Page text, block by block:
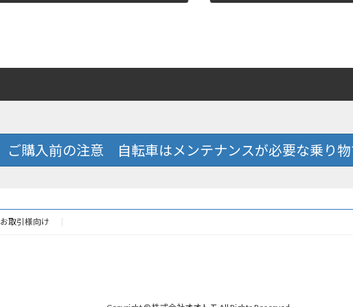
ご購入前の注意 自転車はメンテナンスが必要な乗り物
お取引様向け